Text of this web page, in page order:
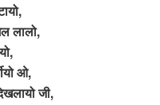
लालो,
ओ,
जी,